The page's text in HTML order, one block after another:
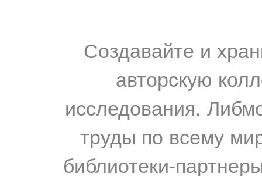
Создавайте и
авторскую
исследования.
труды по всему
библиотеки-